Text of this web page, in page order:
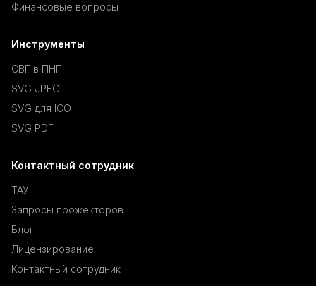
Финансовые вопросы
Инструменты
СВГ в ПНГ
SVG JPEG
SVG для ICO
SVG PDF
Контактный сотрудник
ТАУ
Запросы прожекторов
Блог
Лицензирование
Контактный сотрудник